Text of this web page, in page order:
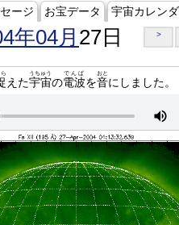
ージ お宝データ 宇宙カレン
年04月 27日 >
ら
えた宇宙
うちゅう
の電波
でんぱ
を音
おと
にしました。